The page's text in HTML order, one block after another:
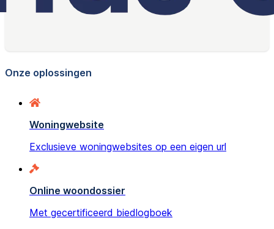
Onze oplossingen
Woningwebsite
Exclusieve woningwebsites op een eigen url
Online woondossier
Met gecertificeerd biedlogboek